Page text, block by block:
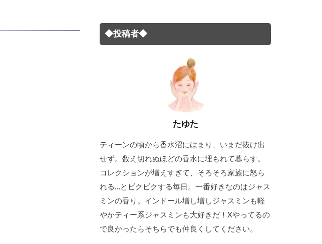
◆投稿者◆
たゆた
ティーンの頃から香水沼にはまり、いまだ抜け出
せず。数え切れぬほどの香水に埋もれて暮らす。
コレクションが増えすぎて、そろそろ家族に怒ら
れる…とビクビクする毎日。一番好きなのはジャス
ミンの香り。インドール増し増しジャスミンも軽
やかティー系ジャスミンも大好きだ！Xやってるの
で良かったらそちらでも仲良くしてください。